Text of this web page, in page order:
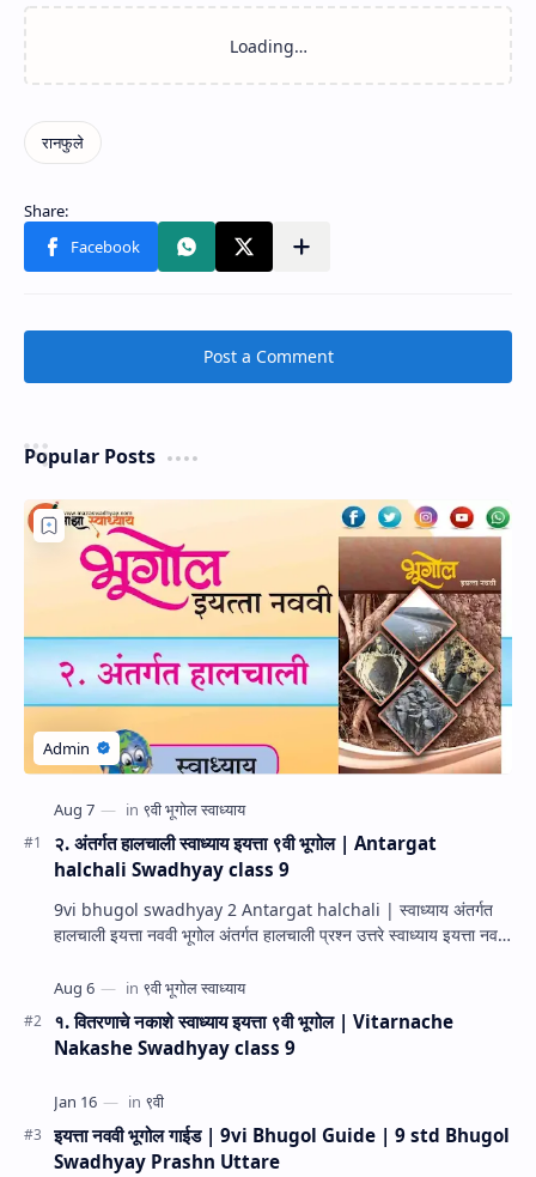
Post a Comment
Popular Posts
२. अंतर्गत हालचाली स्वाध्याय इयत्ता ९वी भूगोल | Antargat
halchali Swadhyay class 9
9vi bhugol swadhyay 2 Antargat halchali | स्वाध्याय अंतर्गत
हालचाली इयत्ता नववी भूगोल अंतर्गत हालचाली प्रश्न उत्तरे स्वाध्याय इयत्ता नववी
१. वितरणाचे नकाशे स्वाध्याय इयत्ता ९वी भूगोल | Vitarnache
Nakashe Swadhyay class 9
इयत्ता नववी भूगोल गाईड | 9vi Bhugol Guide | 9 std Bhugol
Swadhyay Prashn Uttare